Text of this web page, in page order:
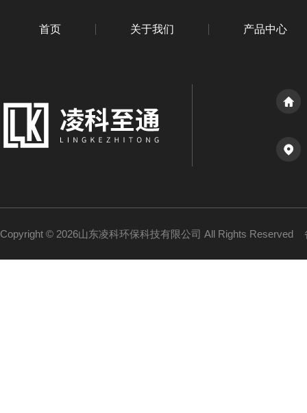
首页 关于我们 产品中心
Copyright © 2026山东凌科环保科技有限公司 All Rights Reserved